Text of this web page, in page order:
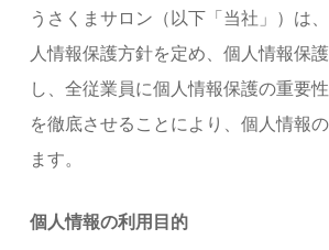
うさくまサロン（以下「当社」）は
人情報保護方針を定め、個人情報保
し、全従業員に個人情報保護の重要
を徹底させることにより、個人情報
ます。
個人情報の利用目的